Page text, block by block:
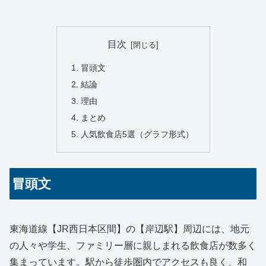
目次
冒頭文
結論
理由
まとめ
人気飲食店5選（グラフ形式）
冒頭文
東海道線【JR西日本区間】の【岸辺駅】周辺には、地元
の人々や学生、ファミリー層に親しまれる飲食店が数多く
集まっています。駅から徒歩圏内でアクセスも良く、和